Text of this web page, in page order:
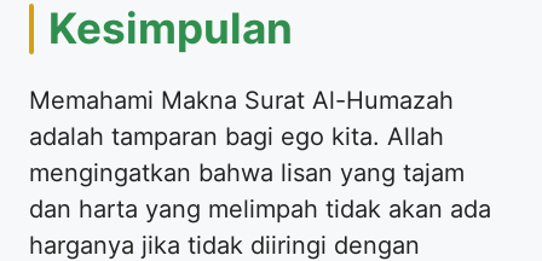
Kesimpulan
Memahami Makna Surat Al-Humazah
adalah tamparan bagi ego kita. Allah
mengingatkan bahwa lisan yang tajam
dan harta yang melimpah tidak akan ada
harganya jika tidak diiringi dengan